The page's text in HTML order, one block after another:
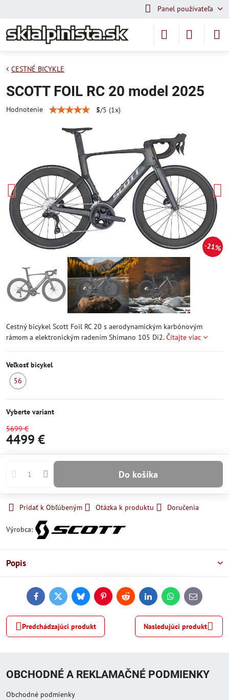
Panel používateľa
21%
CESTNÉ BICYKLE
SCOTT FOIL RC 20 model 2025
Hodnotenie 5/5 (1x)
Cestný bicykel Scott Foil RC 20 s aerodynamickým karbónovým
rámom a elektronickým radením Shimano 105 Di2.Čítajte viac
Veľkosť bicykel
56
Vyberte variant
5699 €
4499 €
Do košíka
Pridať k Obľúbeným Otázka k produktu Doručenia
Výrobca:
Popis
FacebookTwitterBlueskyPinterestReddit LinkedInWhatsApp
E-
mail
Predchádzajúci produkt Nasledujúci produkt
OBCHODNÉ A REKLAMAČNÉ PODMIENKY
Obchodné podmienky